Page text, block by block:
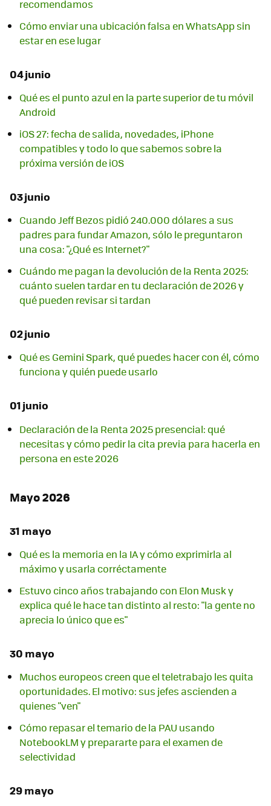
recomendamos
Cómo enviar una ubicación falsa en WhatsApp sin
estar en ese lugar
04 junio
Qué es el punto azul en la parte superior de tu móvil
Android
iOS 27: fecha de salida, novedades, iPhone
compatibles y todo lo que sabemos sobre la
próxima versión de iOS
03 junio
Cuando Jeff Bezos pidió 240.000 dólares a sus
padres para fundar Amazon, sólo le preguntaron
una cosa: "¿Qué es Internet?"
Cuándo me pagan la devolución de la Renta 2025:
cuánto suelen tardar en tu declaración de 2026 y
qué pueden revisar si tardan
02 junio
Qué es Gemini Spark, qué puedes hacer con él, cómo
funciona y quién puede usarlo
01 junio
Declaración de la Renta 2025 presencial: qué
necesitas y cómo pedir la cita previa para hacerla en
persona en este 2026
Mayo 2026
31 mayo
Qué es la memoria en la IA y cómo exprimirla al
máximo y usarla corréctamente
Estuvo cinco años trabajando con Elon Musk y
explica qué le hace tan distinto al resto: "la gente no
aprecia lo único que es"
30 mayo
Muchos europeos creen que el teletrabajo les quita
oportunidades. El motivo: sus jefes ascienden a
quienes "ven"
Cómo repasar el temario de la PAU usando
NotebookLM y prepararte para el examen de
selectividad
29 mayo